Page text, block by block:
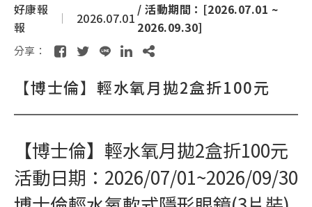
好康報
報
2026.07.01
/ 活動期間：[2026.07.01 ~
2026.09.30]
分享：
【博士倫】輕水氧月拋2盒折100元
【博士倫】輕水氧月拋2盒折100元
活動日期：2026/07/01~2026/09/30